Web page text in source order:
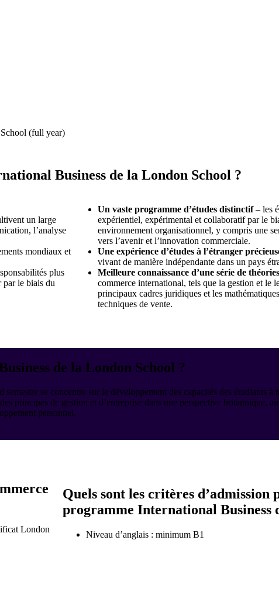
(full year)
Business de la London School ?
un large
l’analyse
mondiaux et
plus
par le biais du
Un vaste programme d’études distinctif– les
expérientiel, expérimental et collaboratif par le
environnement organisationnel, y compris une
vers l’avenir et l’innovation commerciale.
Une expérience d’études à l’étranger
vivant de manière indépendante dans un pays
Meilleure connaissance d’une série de
commerce international, tels que la gestion et le
principaux cadres juridiques et les
techniques de vente.
de la London School ?
se concentre sur le développement des capacités des étudiants à
principes de gestion et d’entreprise dans une perspective britannique,
personnel.
London
Quels sont les critères d’admission
programme International Business
Niveau d’anglais : minimum B1